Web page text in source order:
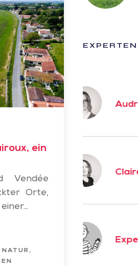
ein
Vendée
Orte,
NATUR
EXPERTEN